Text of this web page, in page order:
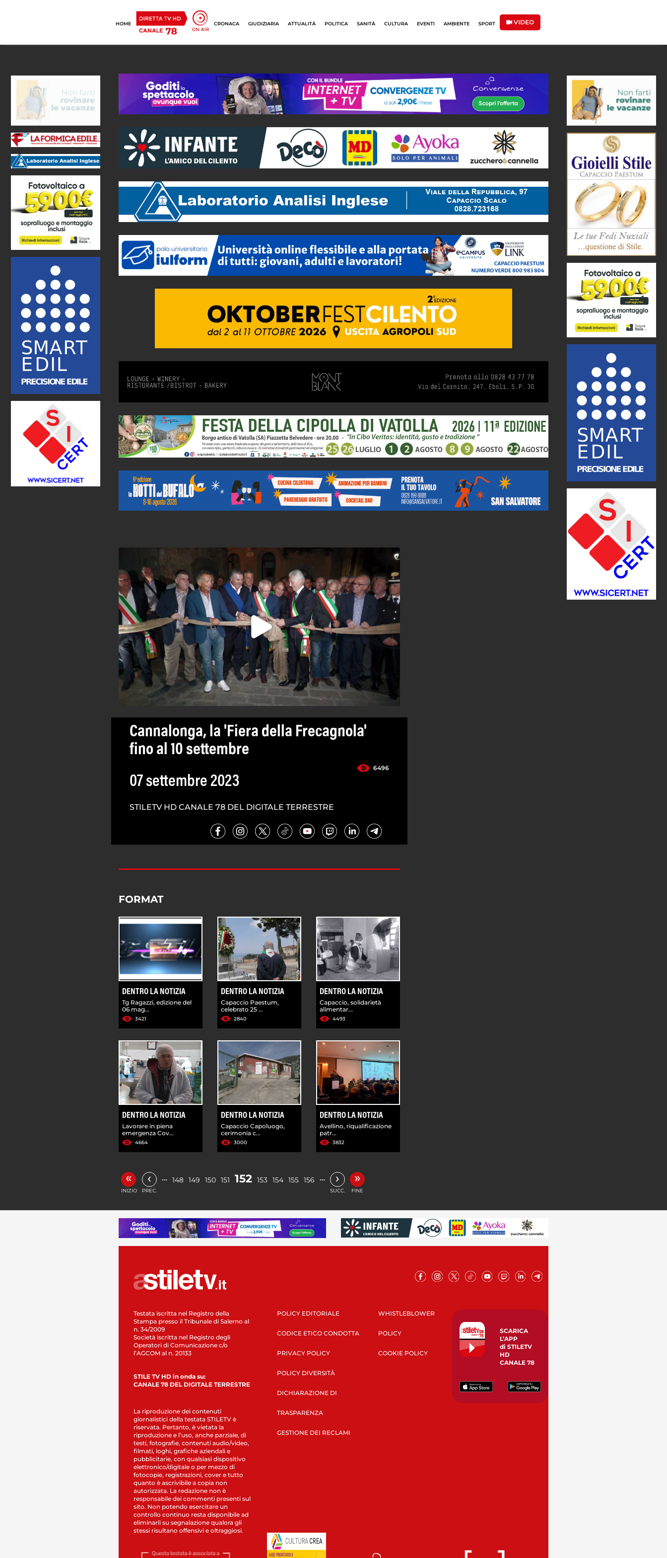
HOME CRONACA GIUDIZIARIA ATTUALITÀ POLITICA SANITÀ CULTURA EVENTI AMBIENTE SPORT VIDEO
Cannalonga, la 'Fiera della Frecagnola'
fino al 10 settembre
6496
07 settembre 2023
STILETV HD CANALE 78 DEL DIGITALE TERRESTRE
FORMAT
DENTRO LA NOTIZIA
Tg Ragazzi, edizione del
06 mag...
3421
DENTRO LA NOTIZIA
Capaccio Paestum,
celebrato 25 ...
2840
DENTRO LA NOTIZIA
Capaccio, solidarietà
alimentar...
4493
DENTRO LA NOTIZIA
Lavorare in piena
emergenza Cov...
4664
DENTRO LA NOTIZIA
Capaccio Capoluogo,
cerimonia c...
3000
DENTRO LA NOTIZIA
Avellino, riqualificazione
patr...
3832
«
INIZIO
‹
PREC.
… 148 149 150 151 152 153 154 155 156 … ›
SUCC.
»
FINE
Testata iscritta nel Registro della
Stampa presso il Tribunale di Salerno al
n. 34/2009
Società iscritta nel Registro degli
Operatori di Comunicazione c/o
l’AGCOM al n. 20133
STILE TV HD in onda su:
CANALE 78 DEL DIGITALE TERRESTRE
La riproduzione dei contenuti
giornalistici della testata STILETV è
riservata. Pertanto, è vietata la
riproduzione e l’uso, anche parziale, di
testi, fotografie, contenuti audio/video,
filmati, loghi, grafiche aziendali e
pubblicitarie, con qualsiasi dispositivo
elettronico/digitale o per mezzo di
fotocopie, registrazioni, cover e tutto
quanto è ascrivibile a copia non
autorizzata. La redazione non è
responsabile dei commenti presenti sul
sito. Non potendo esercitare un
controllo continuo resta disponibile ad
eliminarli su segnalazione qualora gli
stessi risultano offensivi e oltraggiosi.
POLICY EDITORIALE
CODICE ETICO CONDOTTA
PRIVACY POLICY
POLICY DIVERSITÀ
DICHIARAZIONE DI
TRASPARENZA
GESTIONE DEI RECLAMI
WHISTLEBLOWER
POLICY
COOKIE POLICY
SCARICA
L’APP
di STILETV
HD
CANALE 78